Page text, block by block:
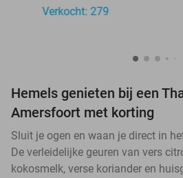
Verkocht: 279
Hemels genieten bij een
Amersfoort met korting
Sluit je ogen en waan je direct in
De verleidelijke geuren van vers
kokosmelk, verse koriander en